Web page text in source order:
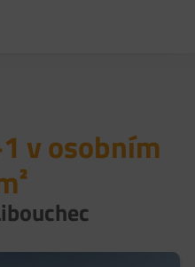
v osobním